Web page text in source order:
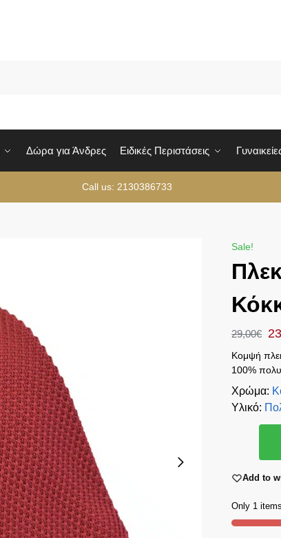
Δώρα για Άνδρες Ειδικές Περιστάσεις
Call us: 2130386733
Sale!
29,00€
Κομψή
100%
Χρώμα:
Υλικό:
Add to
Only 1